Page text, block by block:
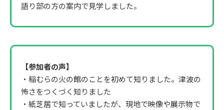
語り部の方の案内で見学しました。
【参加者の声】
・稲むらの火の館のことを初めて知りました。津波の
怖さをつくづく知りました
・紙芝居で知っていましたが、現地で映像や展示物で